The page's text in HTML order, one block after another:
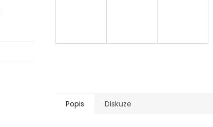
Popis Diskuze